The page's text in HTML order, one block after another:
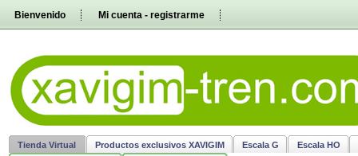
directamente
Bienvenido Mi cuenta - registrarme
Tienda Virtual Productos exclusivos XAVIGIM Escala G Escala HO